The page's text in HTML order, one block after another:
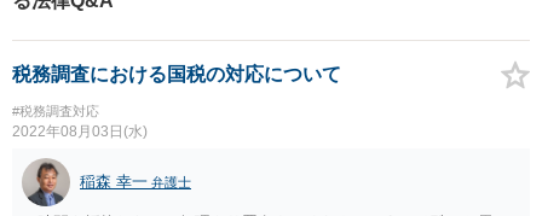
税務調査における国税の対応について
#税務調査対応
2022年08月03日(水)
稲森 幸一 弁護士